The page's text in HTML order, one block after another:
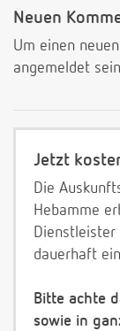
Neuen
Um einen
angemeldet
Jetzt
Die
Hebamme
dauerhaft
Bitte achte
sowie in